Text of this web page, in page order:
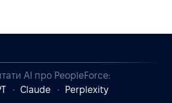
AI про PeopleForce:
Claude Perplexity